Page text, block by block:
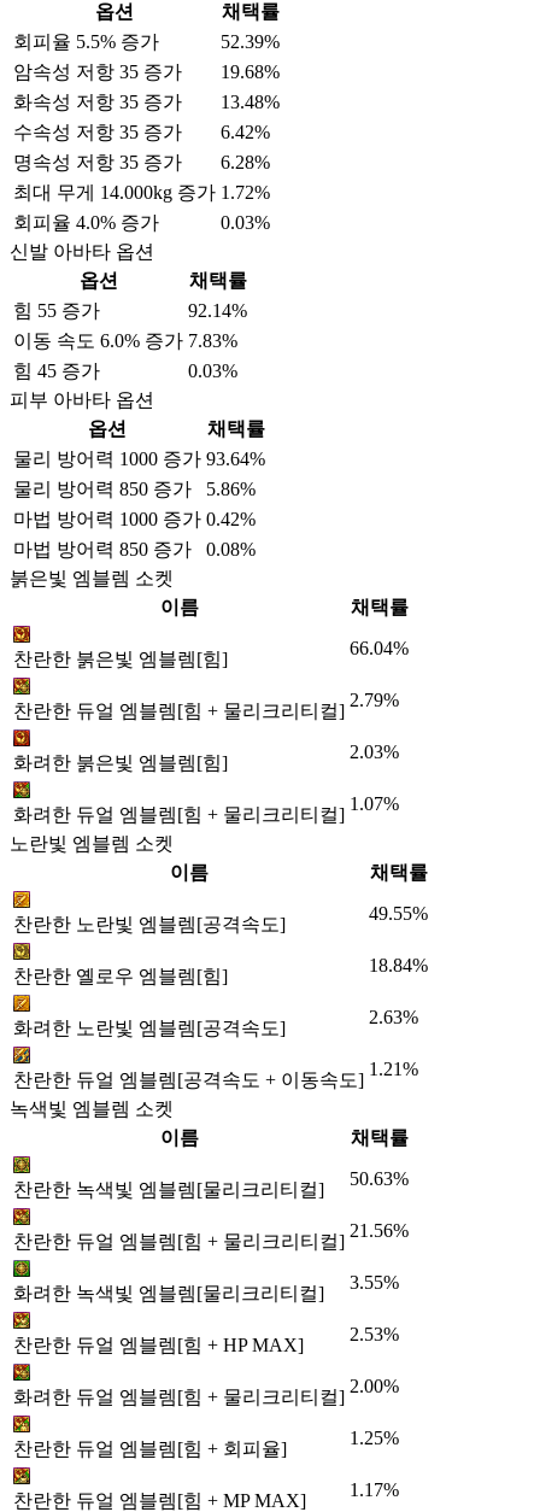
옵션
채택률
회피율 5.5% 증가
52.39%
암속성 저항 35 증가
19.68%
화속성 저항 35 증가
13.48%
수속성 저항 35 증가
6.42%
명속성 저항 35 증가
6.28%
최대 무게 14.000kg 증가 1.72%
회피율 4.0% 증가
0.03%
신발 아바타 옵션
옵션
채택률
힘 55 증가
92.14%
이동 속도 6.0% 증가 7.83%
힘 45 증가
0.03%
피부 아바타 옵션
옵션
채택률
물리 방어력 1000 증가 93.64%
물리 방어력 850 증가
5.86%
마법 방어력 1000 증가 0.42%
마법 방어력 850 증가
0.08%
붉은빛 엠블렘 소켓
이름
채택률
찬란한 붉은빛 엠블렘[힘]
66.04%
찬란한 듀얼 엠블렘[힘 + 물리크리티컬]
2.79%
화려한 붉은빛 엠블렘[힘]
2.03%
화려한 듀얼 엠블렘[힘 + 물리크리티컬]
1.07%
노란빛 엠블렘 소켓
이름
채택률
찬란한 노란빛 엠블렘[공격속도]
49.55%
찬란한 옐로우 엠블렘[힘]
18.84%
화려한 노란빛 엠블렘[공격속도]
2.63%
찬란한 듀얼 엠블렘[공격속도 + 이동속도]
1.21%
녹색빛 엠블렘 소켓
이름
채택률
찬란한 녹색빛 엠블렘[물리크리티컬]
50.63%
찬란한 듀얼 엠블렘[힘 + 물리크리티컬]
21.56%
화려한 녹색빛 엠블렘[물리크리티컬]
3.55%
찬란한 듀얼 엠블렘[힘 + HP MAX]
2.53%
화려한 듀얼 엠블렘[힘 + 물리크리티컬]
2.00%
찬란한 듀얼 엠블렘[힘 + 회피율]
1.25%
찬란한 듀얼 엠블렘[힘 + MP MAX]
1.17%